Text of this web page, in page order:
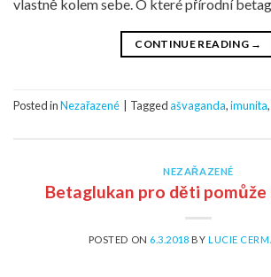
vlastně kolem sebe. O které přírodní
CONTINUE READING →
Posted inNezařazené Taggedašvaganda,imunita,
NEZAŘAZENÉ
Betaglukan pro děti pomůže
POSTED ON 6.3.2018 BY LUCIE